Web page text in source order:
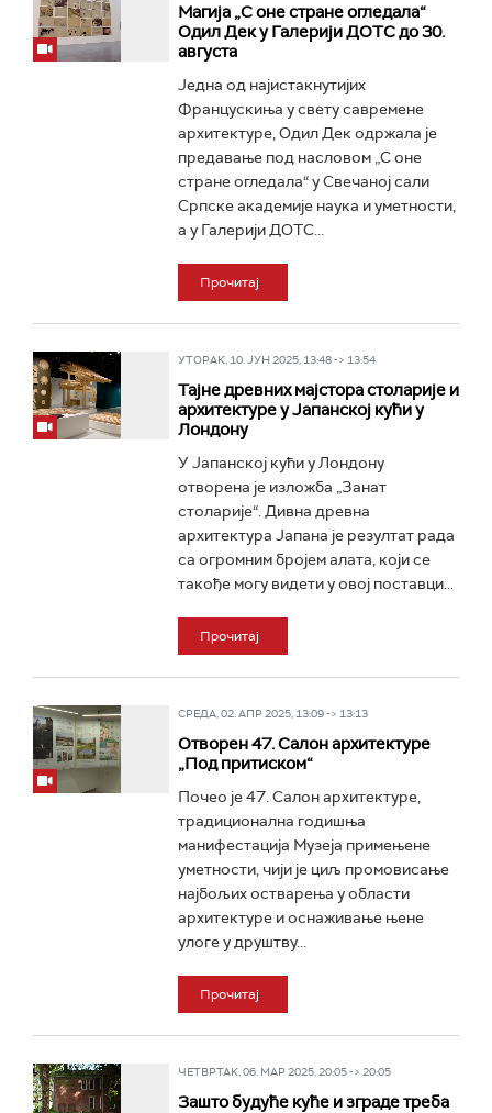
Магија „С оне стране огледала“
Одил Дек у Галерији ДОТС до 30.
августа
Једна од најистакнутијих
Францускиња у свету савремене
архитектуре, Одил Дек одржала је
предавање под насловом „С оне
стране огледала“ у Свечаној сали
Српске академије наука и уметности,
а у Галерији ДОТС...
Прочитај
УТОРАК, 10. ЈУН 2025, 13:48 -> 13:54
Тајне древних мајстора столарије и
архитектуре у Јапанској кући у
Лондону
У Јапанској кући у Лондону
отворена је изложба „Занат
столарије“. Дивна древна
архитектура Јапана је резултат рада
са огромним бројем алата, који се
такође могу видети у овој поставци...
Прочитај
СРЕДА, 02. АПР 2025, 13:09 -> 13:13
Отворен 47. Салон архитектуре
„Под притиском“
Почео је 47. Салон архитектуре,
традиционална годишња
манифестација Музеја примењене
уметности, чији је циљ промовисање
најбољих остварења у области
архитектуре и оснаживање њене
улоге у друштву...
Прочитај
ЧЕТВРТАК, 06. МАР 2025, 20:05 -> 20:05
Зашто будуће куће и зграде треба